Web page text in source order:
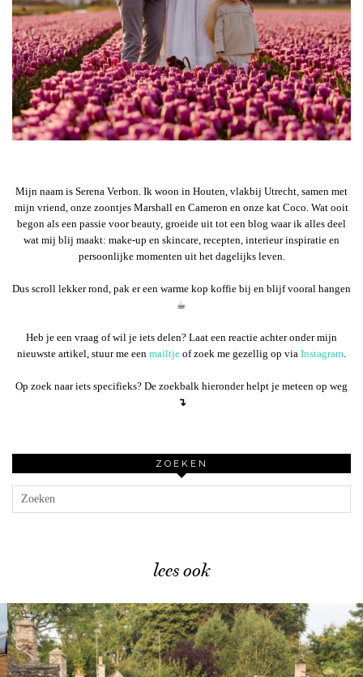
Mijn naam is Serena Verbon. Ik woon in Houten, vlakbij Utrecht, samen met
mijn vriend, onze zoontjes Marshall en Cameron en onze kat Coco. Wat ooit
begon als een passie voor beauty, groeide uit tot een blog waar ik alles deel
wat mij blij maakt: make-up en skincare, recepten, interieur inspiratie en
persoonlijke momenten uit het dagelijks leven.
Dus scroll lekker rond, pak er een warme kop koffie bij en blijf vooral hangen
☕︎
Heb je een vraag of wil je iets delen? Laat een reactie achter onder mijn
nieuwste artikel, stuur me een mailtje of zoek me gezellig op via Instagram
Op zoek naar iets specifieks? De zoekbalk hieronder helpt je meteen op weg
↴
ZOEKEN
lees ook